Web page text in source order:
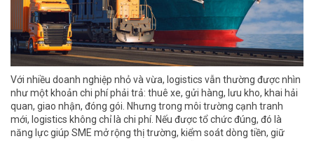
Với nhiều doanh nghiệp nhỏ và vừa, logistics vẫn thường được nhìn
như một khoản chi phí phải trả: thuê xe, gửi hàng, lưu kho, khai hải
quan, giao nhận, đóng gói. Nhưng trong môi trường cạnh tranh
mới, logistics không chỉ là chi phí. Nếu được tổ chức đúng, đó là
năng lực giúp SME mở rộng thị trường, kiểm soát dòng tiền, giữ